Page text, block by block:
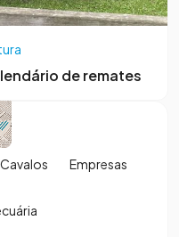
de remates
Cavalos Empresas